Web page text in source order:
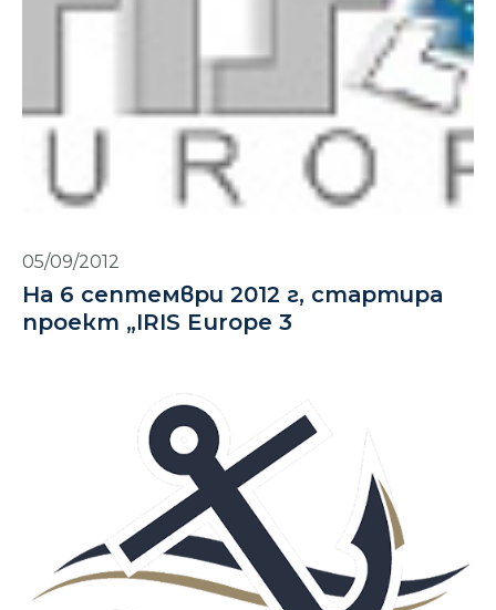
05/09/2012
На 6 септември 2012 г, стартира
проект „IRIS Europe 3